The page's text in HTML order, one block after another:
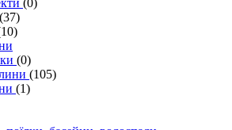
(0)
(37)
(0)
(105)
(1)